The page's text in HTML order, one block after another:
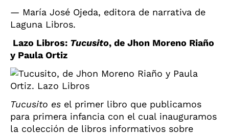
— María José Ojeda, editora de narrativa de
Laguna Libros.
Lazo Libros: Tucusito, de Jhon Moreno Riaño
y Paula Ortiz
Tucusito es el primer libro que publicamos
para primera infancia con el cual inauguramos
la colección de libros informativos sobre